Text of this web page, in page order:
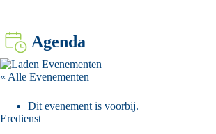
Agenda
« Alle Evenementen
Dit evenement is voorbij.
Eredienst